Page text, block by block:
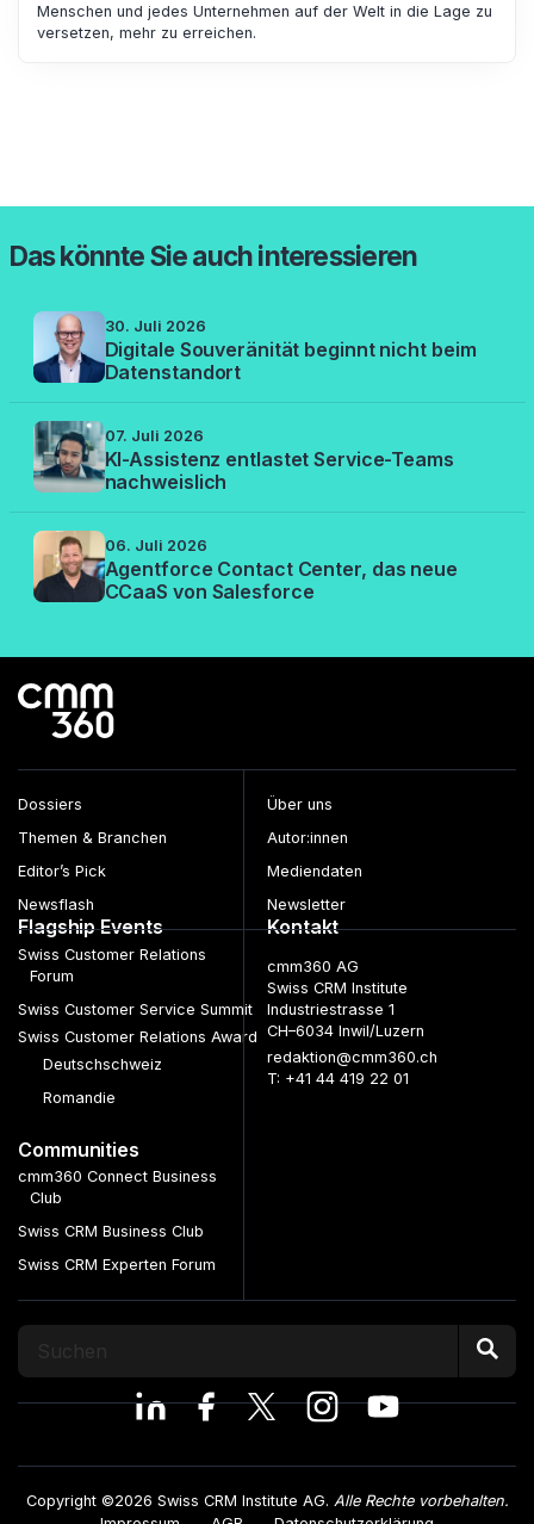
Menschen und jedes Unternehmen auf der Welt in die Lage zu
versetzen, mehr zu erreichen.
Das könnte Sie auch interessieren
30. Juli 2026
Digitale Souveränität beginnt nicht beim
Datenstandort
07. Juli 2026
KI-Assistenz entlastet Service-Teams
nachweislich
06. Juli 2026
Agentforce Contact Center, das neue
CCaaS von Salesforce
Dossiers
Themen & Branchen
Editor’s Pick
Newsflash
Über uns
Autor:innen
Mediendaten
Newsletter
Flagship Events
Swiss Customer Relations
Forum
Swiss Customer Service Summit
Swiss Customer Relations Award
Deutschschweiz
Romandie
Communities
cmm360 Connect Business
Club
Swiss CRM Business Club
Swiss CRM Experten Forum
Kontakt
cmm360 AG
Swiss CRM Institute
Industriestrasse 1
CH–6034 Inwil/Luzern
redaktion@cmm360.ch
T: +41 44 419 22 01
Copyright ©2026 Swiss CRM Institute AG. Alle Rechte vorbehalten.